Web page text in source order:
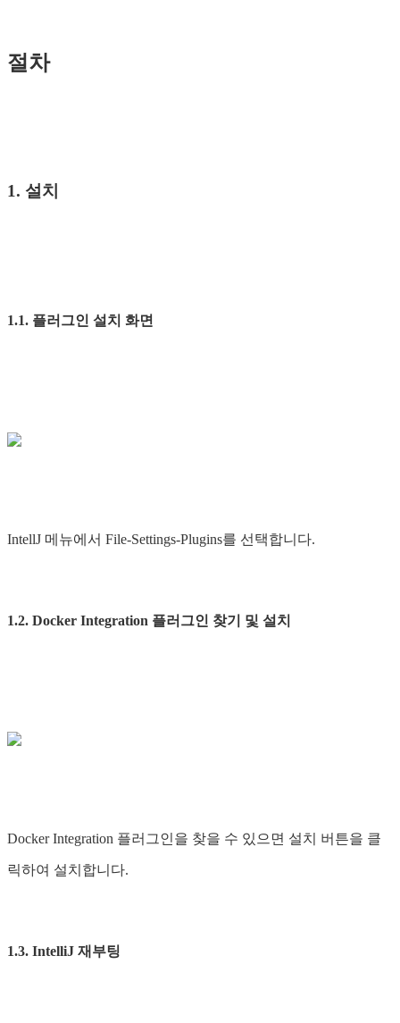
절차
1. 설치
1.1. 플러그인 설치 화면
IntellJ 메뉴에서 File-Settings-Plugins를 선택합니다.
1.2. Docker Integration 플러그인 찾기 및 설치
Docker Integration 플러그인을 찾을 수 있으면 설치 버튼을 클
릭하여 설치합니다.
1.3. IntelliJ 재부팅